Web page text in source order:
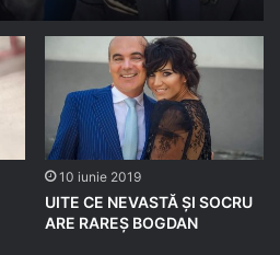
10 iunie 2019
UITE CE NEVASTĂ ȘI SOCRU
ARE RAREȘ BOGDAN